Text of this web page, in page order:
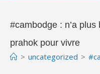
#cambodge : n’a
prahok pour vivre
> uncategorized >